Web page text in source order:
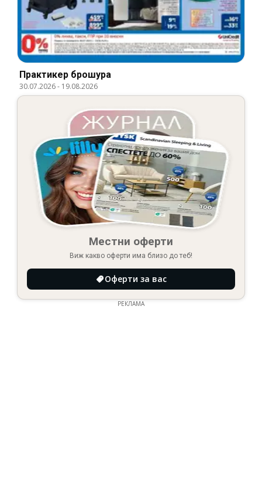
Практикер брошура
30.07.2026- 19.08.2026
Местни оферти
Виж какво оферти има близо до теб!
Оферти за вас
РЕКЛАМА